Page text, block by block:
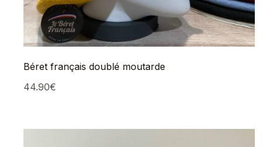
Béret français doublé moutarde
44.90€